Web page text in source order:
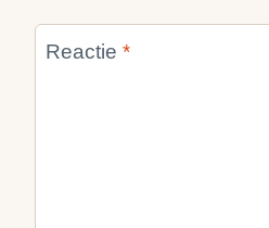
Reactie *